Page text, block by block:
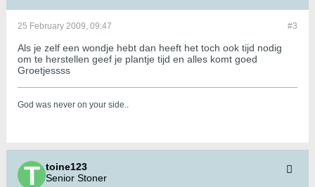
#3
25 February 2009, 09:47
Als je zelf een wondje hebt dan heeft het toch ook tijd nodig
om te herstellen geef je plantje tijd en alles komt goed
Groetjessss
God was never on your side..
toine123
Senior Stoner